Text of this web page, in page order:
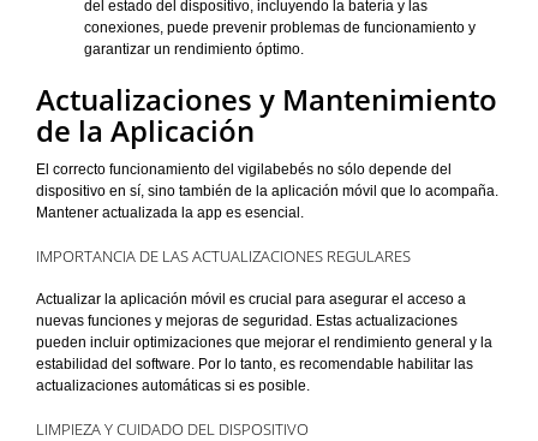
del estado del dispositivo, incluyendo la batería y las
conexiones, puede prevenir problemas de funcionamiento y
garantizar un rendimiento óptimo.
Actualizaciones y Mantenimiento
de la Aplicación
El correcto funcionamiento del vigilabebés no sólo depende del
dispositivo en sí, sino también de la aplicación móvil que lo acompaña.
Mantener actualizada la app es esencial.
IMPORTANCIA DE LAS ACTUALIZACIONES REGULARES
Actualizar la aplicación móvil es crucial para asegurar el acceso a
nuevas funciones y mejoras de seguridad. Estas actualizaciones
pueden incluir optimizaciones que mejorar el rendimiento general y la
estabilidad del software. Por lo tanto, es recomendable habilitar las
actualizaciones automáticas si es posible.
LIMPIEZA Y CUIDADO DEL DISPOSITIVO